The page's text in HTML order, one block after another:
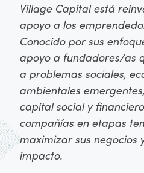
Village Capital está
apoyo a los
Conocido por sus
apoyo a fundadores/as
a problemas sociales,
ambientales
capital social y
compañías en etapas
maximizar sus negocios
impacto.